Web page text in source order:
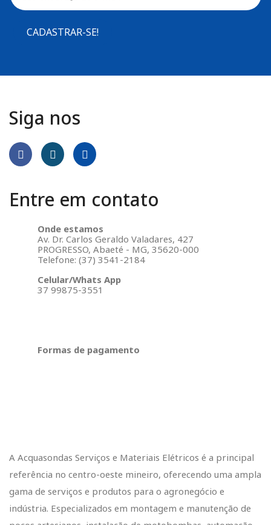
CADASTRAR-SE!
Siga nos
Entre em contato
Onde estamos
Av. Dr. Carlos Geraldo Valadares, 427
PROGRESSO, Abaeté - MG, 35620-000
Telefone: (37) 3541-2184
Celular/Whats App
37 99875-3551
Formas de pagamento
A Acquasondas Serviços e Materiais Elétricos é a principal
referência no centro-oeste mineiro, oferecendo uma ampla
gama de serviços e produtos para o agronegócio e
indústria. Especializados em montagem e manutenção de